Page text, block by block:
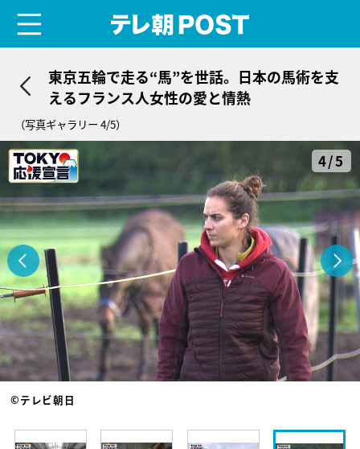
東京五輪で走る“馬”を世話。日本の馬術を支
えるフランス人女性の愛と情熱
（写真ギャラリー 4/5）
4/5
©テレビ朝日